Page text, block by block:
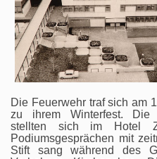
Die Feuerwehr traf sich am
zu ihrem Winterfest. Die
stellten sich im Hotel
Podiumsgesprächen mit
Stift sang während des